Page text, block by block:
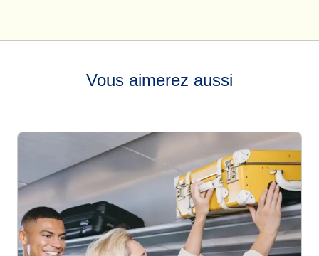
Vous aimerez aussi